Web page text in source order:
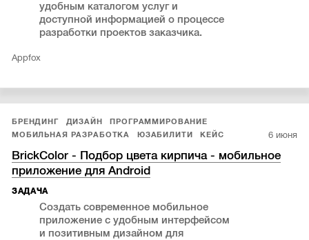
удобным каталогом услуг и
доступной информацией о процессе
разработки проектов заказчика.
Appfox
БРЕНДИНГ ДИЗАЙН
ПРОГРАММИРОВАНИЕ
МОБИЛЬНАЯ РАЗРАБОТКА
ЮЗАБИЛИТИ КЕЙС 6 июня
BrickColor - Подбор цвета кирпича - мобильное
приложение для Android
ЗАДАЧА
Создать современное мобильное
приложение с удобным интерфейсом
и позитивным дизайном для